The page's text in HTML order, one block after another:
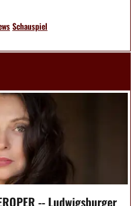
Schauspiel
-- Ludwigsburger